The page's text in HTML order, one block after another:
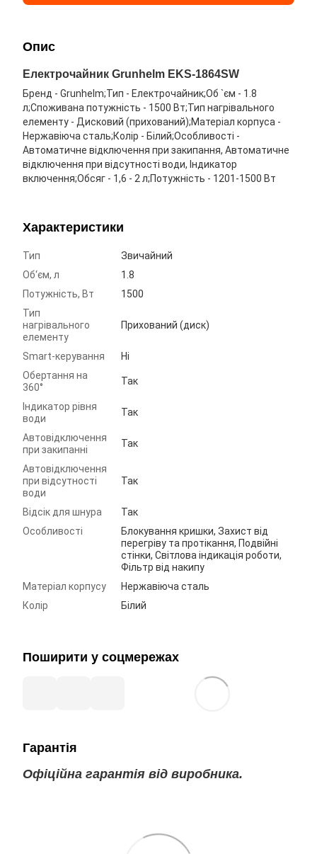
Опис
Електрочайник Grunhelm EKS-1864SW
Бренд - Grunhelm;Тип - Електрочайник;Об `єм - 1.8
л;Споживана потужність - 1500 Вт;Тип нагрівального
елементу - Дисковий (прихований);Матеріал корпуса -
Нержавіюча сталь;Колір - Білий;Особливості -
Автоматичне відключення при закипання, Автоматичне
відключення при відсутності води, Індикатор
включення;Обсяг - 1,6 - 2 л;Потужність - 1201-1500 Вт
Характеристики
Тип
Звичайний
Об‘єм, л
1.8
Потужність, Вт
1500
Тип
нагрівального
елементу
Прихований (диск)
Smart-керування
Ні
Обертання на
360°
Так
Індикатор рівня
води
Так
Автовідключення
при закипанні
Так
Автовідключення
при відсутності
води
Так
Відсік для шнура
Так
Особливості
Блокування кришки, Захист від
перегріву та протікання, Подвійні
стінки, Світлова індикація роботи,
Фільтр від накипу
Матеріал корпусу
Нержавіюча сталь
Колір
Білий
Поширити у соцмережах
Гарантія
Офіційна гарантія від виробника.